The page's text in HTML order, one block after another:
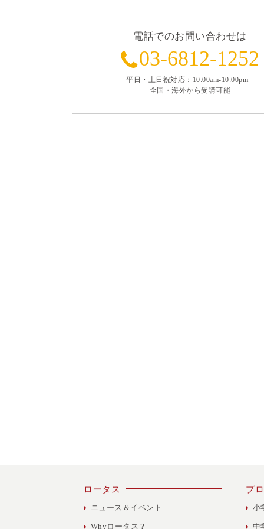
電話でのお問い合わせは
03-6812-1252
平日・土日祝対応：10:00am-10:00pm
全国・海外から受講可能
ロータス
ニュース＆イベント
Whyロータス？
プ
小
中